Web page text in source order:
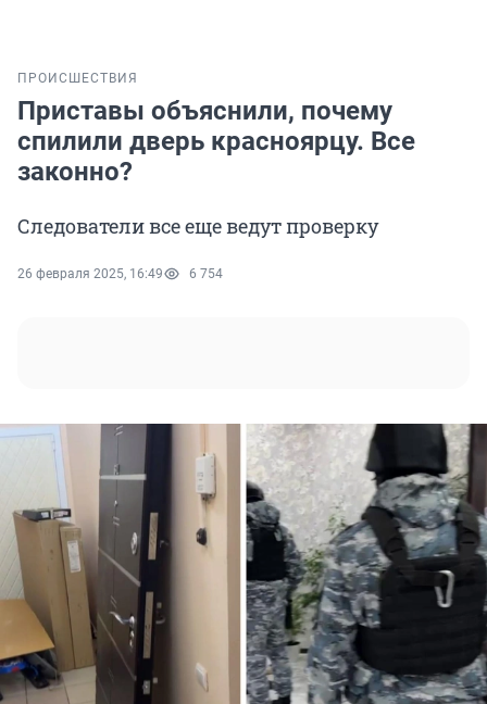
ПРОИСШЕСТВИЯ
Приставы объяснили, почему
спилили дверь красноярцу. Все
законно?
Следователи все еще ведут проверку
26 февраля 2025, 16:49 6 754